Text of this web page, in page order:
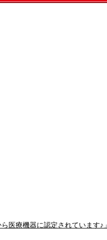
医療機器に認定されています♪」